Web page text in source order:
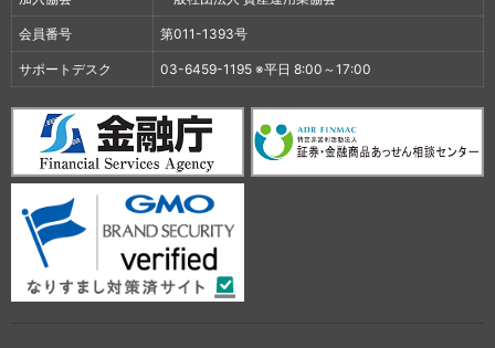
会員番号 第011-1393号
サポートデスク 03-6459-1195 ※平日 8:00～17:00